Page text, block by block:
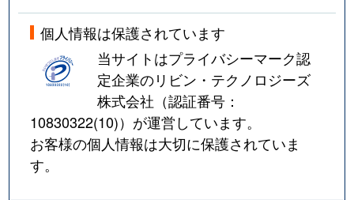
個人情報は保護されています
当サイトはプライバシーマーク認
定企業のリビン・テクノロジーズ
株式会社（認証番号：
10830322(10)）が運営しています。
お客様の個人情報は大切に保護されていま
す。